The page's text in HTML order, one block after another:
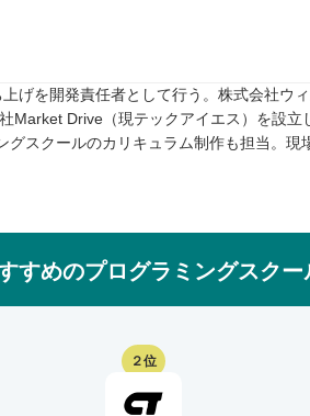
げを開発責任者として行う。株式会社ウ
Market Drive（現テックアイエス）を設
グスクールのカリキュラム制作も担当。
すめのプログラミングスクー
２位